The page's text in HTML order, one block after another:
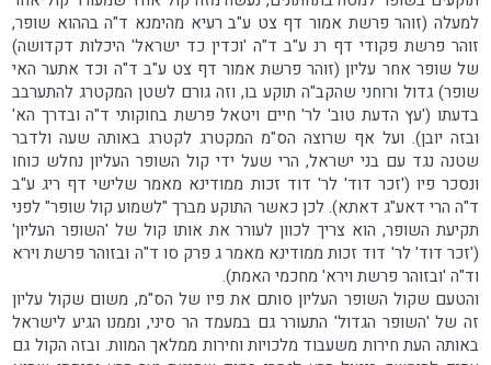
למעלה (זוהר פרשת אמור דף צט ע"ב רעיא מהימנא ד"ה בההוא שופר,
זוהר פרשת פקודי דף רנ ע"ב ד"ה 'וכדין כד ישראל' היכלות דקדושה)
של שופר אחר עליון (זוהר פרשת אמור דף צט ע"ב ד"ה וכד אתער האי
שופר) גדול ורוחני שהקב"ה תוקע בו, וזה גורם לשטן המקטרג להתערבב
בדעתו ('עץ הדעת טוב' לר' חיים ויטאל פרשת בחוקותי ד"ה ובדרך הא'
ובזה יובן). ועל אף שרוצה הס"מ המקטרג לקטרג באותה שעה ולדבר
שטנה נגד עם בני ישראל, הרי שעל ידי קול השופר העליון נחלש כוחו
ונסכר פיו ('זכר דוד' לר' דוד זכות ממודינא מאמר שלישי דף ריג ע"ב
ד"ה הרי דאע"ג דאתא). לכן כאשר התוקע מברך "לשמוע קול שופר" לפני
תקיעת השופר, הוא צריך לכוון לעורר את אותו קול של 'השופר העליון'
('זכר דוד' לר' דוד זכות ממודינא מאמר ג פרק סו ד"ה ובזוהר פרשת וירא
וד"ה 'ובזוהר פרשת וירא' מחכמי האמת).
והטעם שקול השופר העליון סותם את פיו של הס"מ, משום שקול עליון
זה של 'השופר הגדול' התעורר גם במעמד הר סיני, וממנו הגיע לישראל
באותה העת חירות משעבוד מלכויות וחירות ממלאך המוות. ובזה הקול גם